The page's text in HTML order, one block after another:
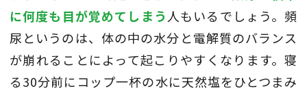
に何度も目が覚めてしまう 人もいるでしょう。頻
尿というのは、体の中の水分と電解質のバランス
が崩れることによって起こりやすくなります。寝
る30分前にコップ一杯の水に天然塩をひとつまみ